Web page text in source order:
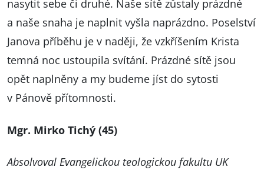
nasytit sebe či druhé. Naše sítě zůstaly prázdné
a naše snaha je naplnit vyšla naprázdno. Poselství
Janova příběhu je v naději, že vzkříšením Krista
temná noc ustoupila svítání. Prázdné sítě jsou
opět naplněny a my budeme jíst do sytosti
v Pánově přítomnosti.
Mgr. Mirko Tichý (45)
Absolvoval Evangelickou teologickou fakultu UK